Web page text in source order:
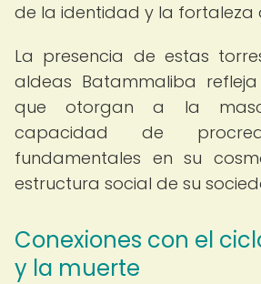
de la identidad y la fortaleza
La presencia de estas
aldeas Batammaliba
que otorgan a la
capacidad de
fundamentales en su
estructura social de su
Conexiones con el
y la muerte